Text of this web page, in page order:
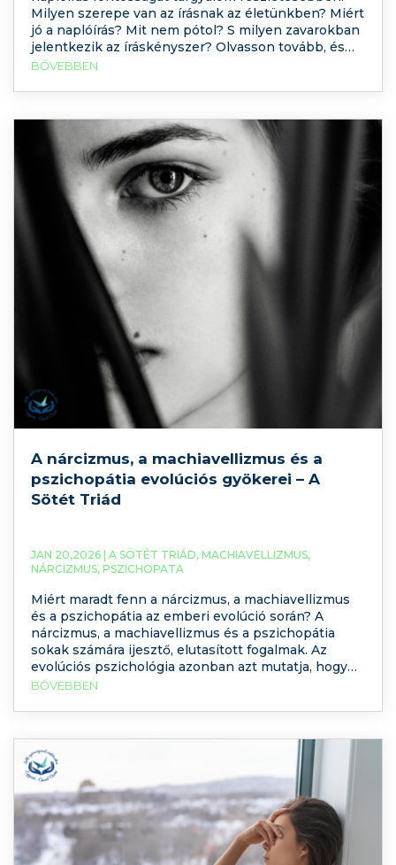
Milyen szerepe van az írásnak az életünkben? Miért
jó a naplóírás? Mit nem pótol? S milyen zavarokban
jelentkezik az íráskényszer? Olvasson tovább, és
tudjon meg többet a naplóírás hatásairól! Miért is
élethez, természetes emberi tevékenységként
BŐVEBBEN
A nárcizmus, a machiavellizmus és a
pszichopátia evolúciós gyökerei – A
Sötét Triád
JAN 20,2026 | A SÖTÉT TRIÁD, MACHIAVELLIZMUS,
NÁRCIZMUS, PSZICHOPATA
Miért maradt fenn a nárcizmus, a machiavellizmus
és a pszichopátia az emberi evolúció során? A
nárcizmus, a machiavellizmus és a pszichopátia
sokak számára ijesztő, elutasított fogalmak. Az
evolúciós pszichológia azonban azt mutatja, hogy
ezek a személyiségvonások nem véletlenszerű
adaptív viselkedési stratégiák lehettek. Az utóbbi
BŐVEBBEN